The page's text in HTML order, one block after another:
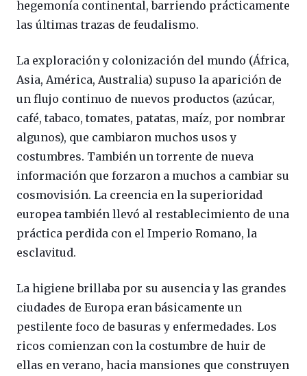
hegemonía continental, barriendo prácticamente
las últimas trazas de feudalismo.
La exploración y colonización del mundo (África,
Asia, América, Australia) supuso la aparición de
un flujo continuo de nuevos productos (azúcar,
café, tabaco, tomates, patatas, maíz, por nombrar
algunos), que cambiaron muchos usos y
costumbres. También un torrente de nueva
información que forzaron a muchos a cambiar su
cosmovisión. La creencia en la superioridad
europea también llevó al restablecimiento de una
práctica perdida con el Imperio Romano, la
esclavitud.
La higiene brillaba por su ausencia y las grandes
ciudades de Europa eran básicamente un
pestilente foco de basuras y enfermedades. Los
ricos comienzan con la costumbre de huir de
ellas en verano, hacia mansiones que construyen